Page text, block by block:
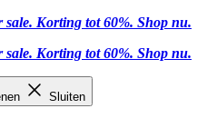
sale. Korting tot 60%. Shop nu.
sale. Korting tot 60%. Shop nu.
Sluiten